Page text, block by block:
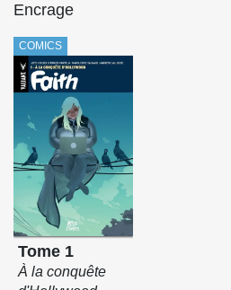
Encrage
COMICS
Tome 1
À la conquête